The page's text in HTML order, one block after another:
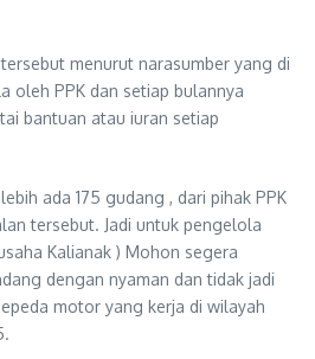
menurut narasumber yang di
oleh PPK dan setiap bulannya
bantuan atau iuran setiap
ada 175 gudang , dari pihak PPK
tersebut. Jadi untuk pengelola
Kalianak ) Mohon segera
dengan nyaman dan tidak jadi
motor yang kerja di wilayah